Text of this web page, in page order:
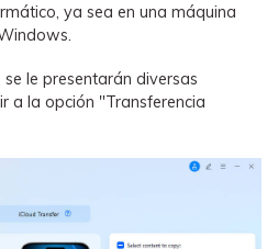
ya sea en una máquina
le presentarán diversas
a la opción "Transferencia